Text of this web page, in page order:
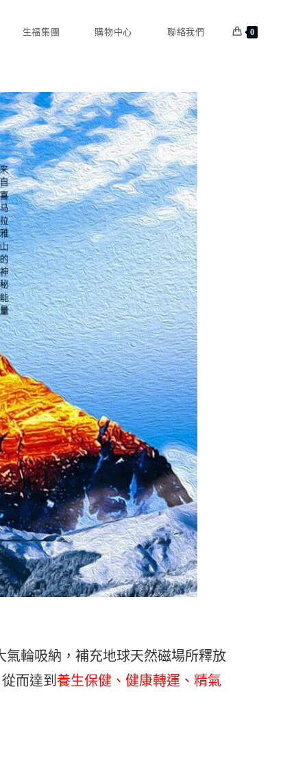
生福集團 購物中心 聯絡我們 0
氣輪吸納，補充地球天然磁場所釋放
而達到 養生保健、健康轉運、精氣